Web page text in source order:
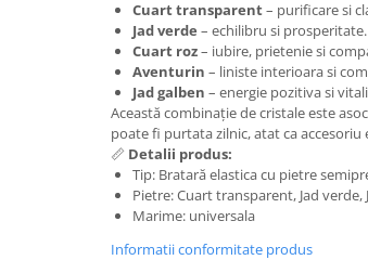
Cuart transparent– purificare si
Jad verde – echilibru si prosperitate.
Cuart roz– iubire, prietenie si
Aventurin – liniste interioara si
Jad galben – energie pozitiva si
Această combinație de cristale este
poate fi purtata zilnic, atat ca accesoriu
📏 Detalii produs:
Tip: Bratară elastica cu pietre
Pietre: Cuart transparent, Jad
Marime: universala
Informatii conformitate produs